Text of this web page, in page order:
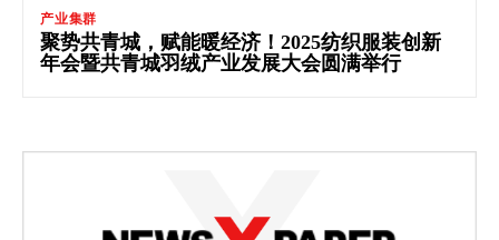
产业集群
聚势共青城，赋能暖经济！2025纺织服装创新
年会暨共青城羽绒产业发展大会圆满举行